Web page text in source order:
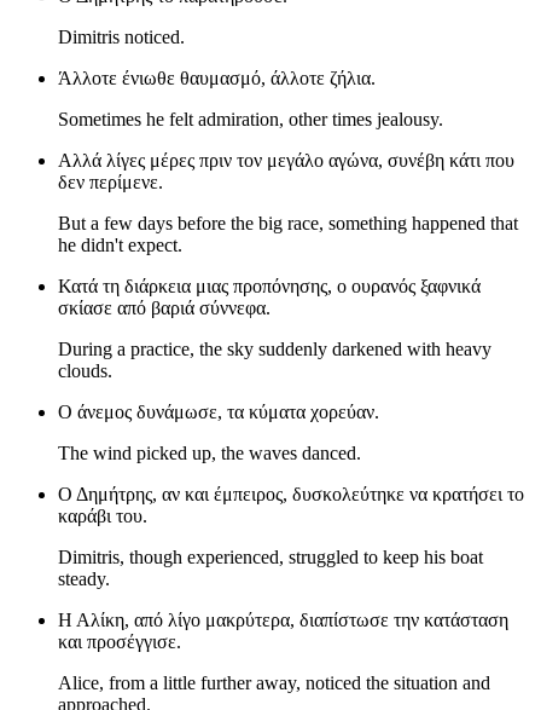
Dimitris noticed.
Άλλοτε ένιωθε θαυμασμό, άλλοτε ζήλια.
Sometimes he felt admiration, other times jealousy.
Αλλά λίγες μέρες πριν τον μεγάλο αγώνα, συνέβη κάτι που
δεν περίμενε.
But a few days before the big race, something happened that
he didn't expect.
Κατά τη διάρκεια μιας προπόνησης, ο ουρανός ξαφνικά
σκίασε από βαριά σύννεφα.
During a practice, the sky suddenly darkened with heavy
clouds.
Ο άνεμος δυνάμωσε, τα κύματα χορεύαν.
The wind picked up, the waves danced.
Ο Δημήτρης, αν και έμπειρος, δυσκολεύτηκε να κρατήσει το
καράβι του.
Dimitris, though experienced, struggled to keep his boat
steady.
Η Αλίκη, από λίγο μακρύτερα, διαπίστωσε την κατάσταση
και προσέγγισε.
Alice, from a little further away, noticed the situation and
approached.